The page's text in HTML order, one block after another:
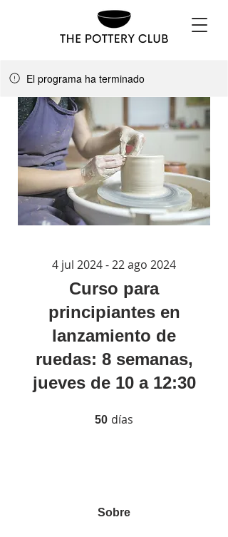
El programa ha terminado
Curso para
principiantes en
lanzamiento de
ruedas: 8 semanas,
jueves de 10 a 12:30
4 jul 2024 - 22 ago 2024
50 días
Sobre